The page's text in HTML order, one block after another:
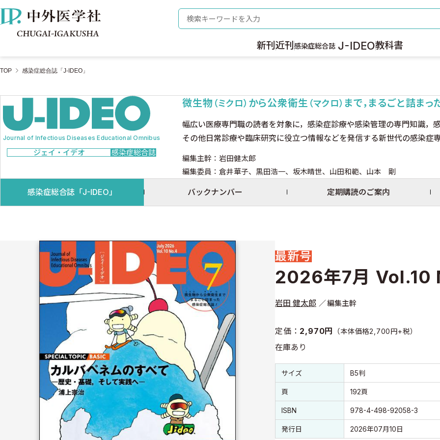
株式会社 中外医学社 検索キーワード
新刊 近刊 感染症総合誌 J-IDEO教科書
TOP 感染症総合誌「J-IDEO」
Journal of Infectious Diseases Educational Omnibus
ジェイ・イデオ 感染症総合誌
微生物 （ミクロ） から公衆衛生 （マクロ） まで，まるごと詰ま
幅広い医療専門職の読者を対象に，感染症診療や感染管理の専門知識，
その他日常診療や臨床研究に役立つ情報などを発信する新世代の感染症
編集主幹：岩田健太郎
編集委員：倉井華子、黒田浩一、坂木晴世、山田和範、山本 剛
感染症総合誌「J-IDEO」 バックナンバー 定期購読のご案内
最新号
2026年7月 Vol.10
岩田 健太郎 編集主幹
定価： 2,970円 （本体価格2,700円+税）
在庫あり
書誌情報
書誌情報
サイズ B5判
頁 192頁
ISBN 978-4-498-92058-3
発行日 2026年07月10日